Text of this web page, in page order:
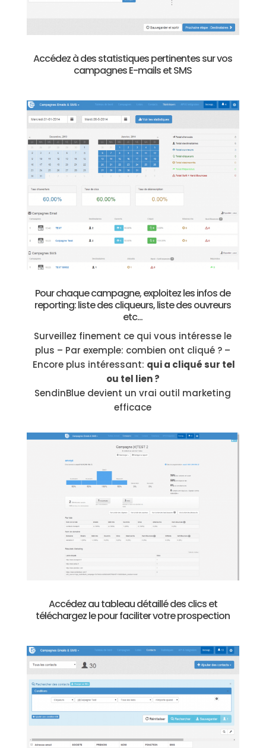
Accédez à des statistiques pertinentes sur vos
campagnes E-mails et SMS
Pour chaque campagne, exploitez les infos de
reporting: liste des cliqueurs, liste des ouvreurs
etc…
Surveillez finement ce qui vous intéresse le
plus – Par exemple: combien ont cliqué ? –
Encore plus intéressant: qui a cliqué sur tel
ou tel lien ?
SendinBlue devient un vrai outil marketing
efficace
Accédez au tableau détaillé des clics et
téléchargez le pour faciliter votre prospection